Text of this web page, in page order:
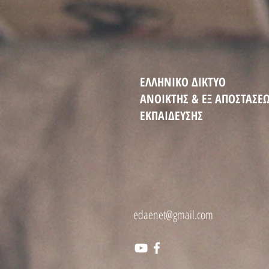
ΕΛΛΗΝΙΚΟ ΔΙΚΤΥΟ
ΑΝΟΙΚΤΗΣ & ΕΞ
ΕΚΠΑΙΔΕΥΣΗΣ
edaenet@gmail.com